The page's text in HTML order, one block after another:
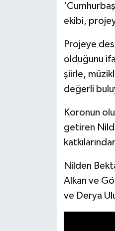
ekibi,
Projeye
olduğunu
şiirle,
değerli
Koronun
getiren
Nilden
Alkan ve
ve Derya